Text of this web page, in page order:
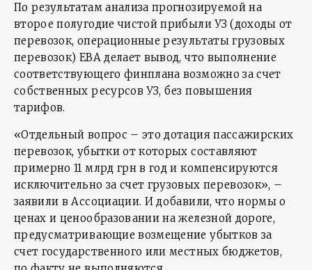
По результатам анализа прогнозируемой на
второе полугодие чистой прибыли УЗ (доходы от
перевозок, операционные результаты грузовых
перевозок) ЕВА делает вывод, что выполнение
соответствующего финплана возможно за счет
собственных ресурсов УЗ, без повышения
тарифов.
«Отдельный вопрос – это дотация пассажирских
перевозок, убытки от которых составляют
примерно 11 млрд грн в год и компенсируются
исключительно за счет грузовых перевозок», –
заявили в Ассоциации. И добавили, что нормы о
ценах и ценообразовании на железной дороге,
предусматривающие возмещение убытков за
счет государственного или местных бюджетов,